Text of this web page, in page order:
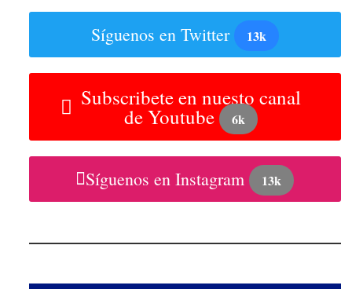
Síguenos en Twitter 13k
Subscribete en nuesto canal
de Youtube 6k
Síguenos en Instagram 13k